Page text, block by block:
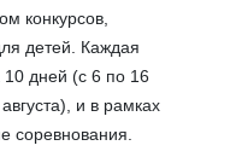
конкурсов,
детей. Каждая
10 дней (с 6 по 16
и в рамках
соревнования.